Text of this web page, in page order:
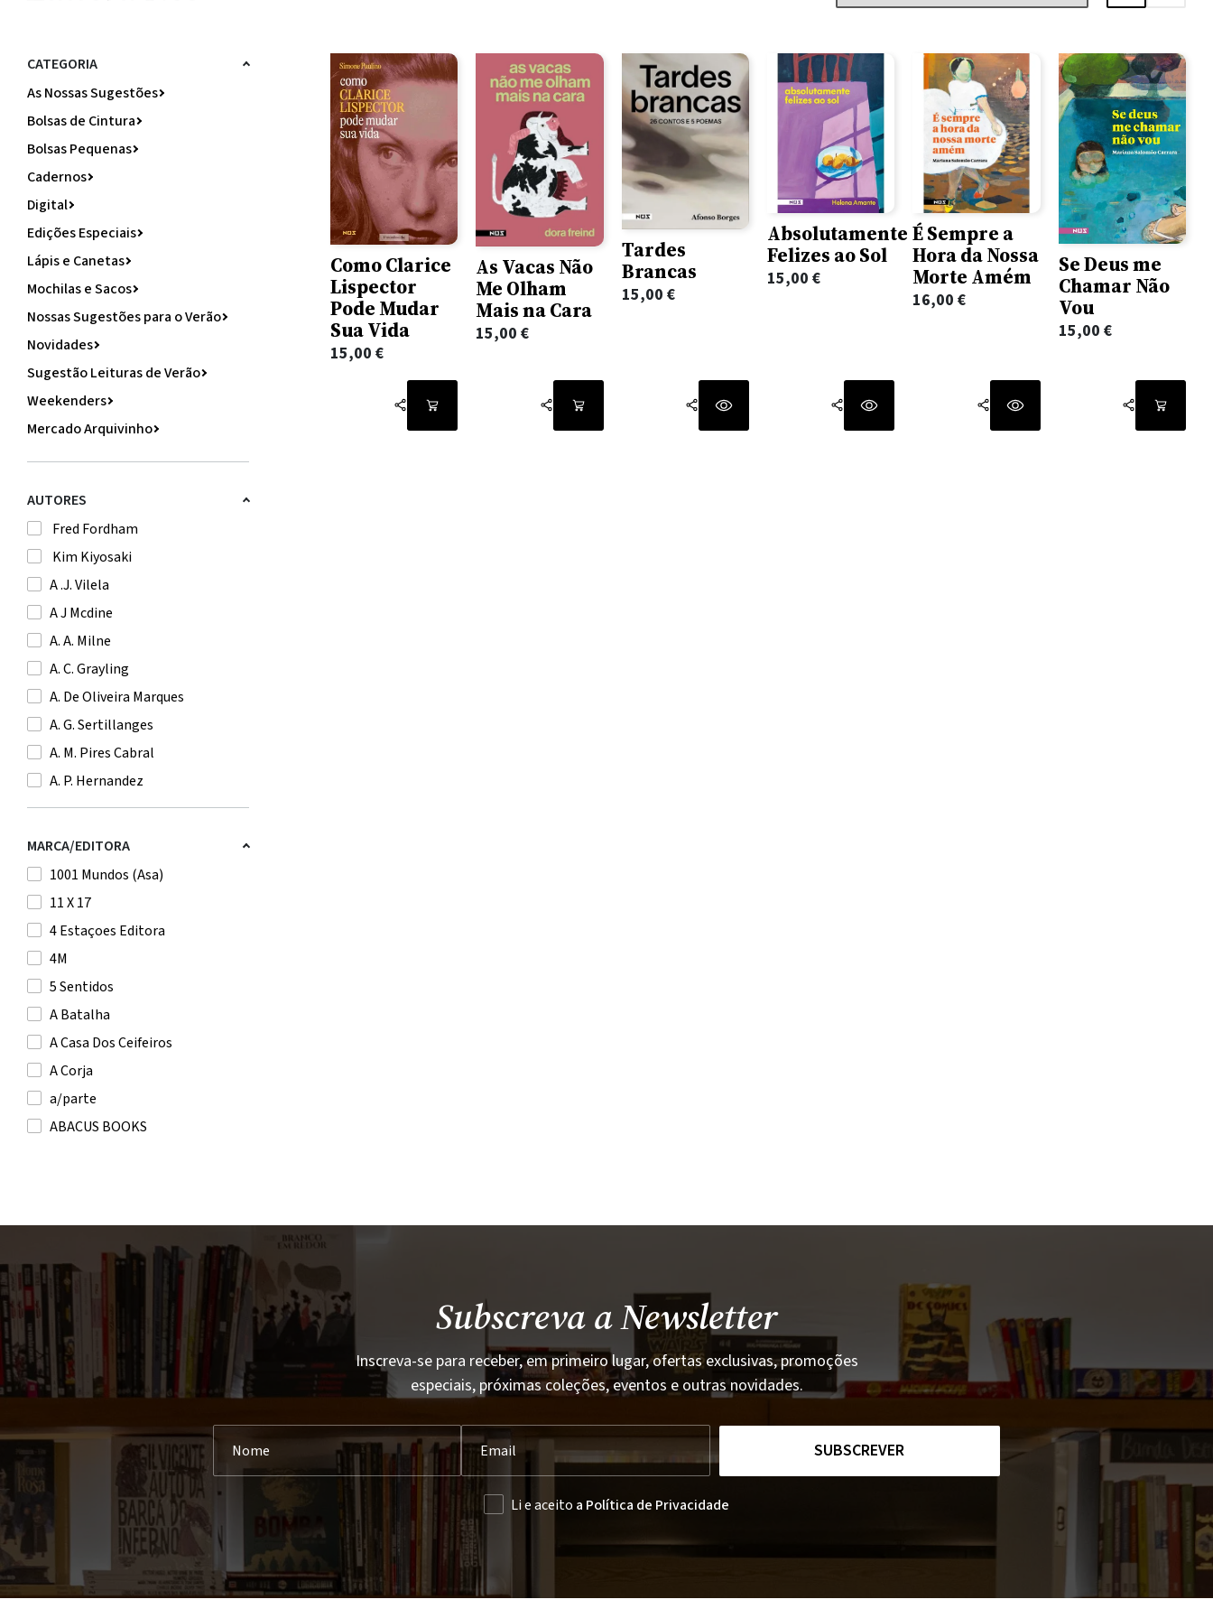
CATEGORIA
As Nossas Sugestões
Bolsas de Cintura
Bolsas Pequenas
Cadernos
Digital
Edições Especiais
Lápis e Canetas
Mochilas e Sacos
Nossas Sugestões para o Verão
Novidades
Sugestão Leituras de Verão
Weekenders
Mercado Arquivinho
Livros
Brinquedos
Papelaria
Marcas em Destaque
AUTORES
Fred Fordham
Kim Kiyosaki
A .J. Vilela
A J Mcdine
A. A. Milne
A. C. Grayling
A. De Oliveira Marques
A. G. Sertillanges
A. M. Pires Cabral
A. P. Hernandez
A. Saint-Exupery
A. T. Qureshi
A.E. Housman
A.F. Steadman
A.L. Jackson
Aaron Blabey
Aaron Reynolds
AAVV
Abby Jimenez
Abdellah Taïa
Abdelwahab Meddeb
Abdul Rahman Azzam
Abigail Balfe
Abigail Owen
Abigail Shrier
Abraham Lincoln
Accursio Soldano
Achdé
Achille Mbembe
Ada D'Adamo
Adalberto Faria
Adam Grant
Adam Haslett
Adam Hochoschild
Adam Kingl
MARCA/EDITORA
1001 Mundos (Asa)
11 X 17
4 Estaçoes Editora
4M
5 Sentidos
A Batalha
A Casa Dos Ceifeiros
A Corja
a/parte
ABACUS BOOKS
Ala Dos Livros
Albatroz
Alfaguara
Alfarroba
Alma Dos Livros
Ancora
Andrews Mcmeel Publishing
Apa Publications
Areal Editores
Arena
Como Clarice
Lispector
Pode Mudar
Sua Vida
15,00 €
As Vacas Não
Me Olham
Mais na Cara
15,00€
Tardes
Brancas
15,00 €
Absolutamente
Felizes ao Sol
15,00 €
É Sempre a
Hora da Nossa
Morte Amém
16,00€
Se Deus me
Chamar Não
Vou
15,00 €
Subscreva a Newsletter
Inscreva-se para receber, em primeiro lugar, ofertas exclusivas, promoções
especiais, próximas coleções, eventos e outras novidades.
SUBSCREVER
Li e aceito a Política de Privacidade